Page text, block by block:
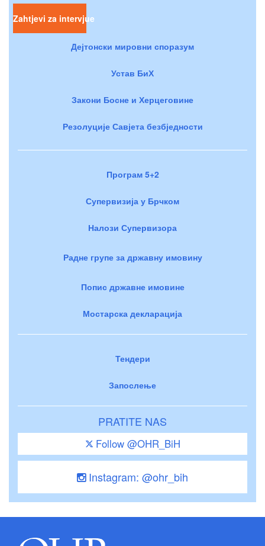
Zahtjevi za intervjue
Дејтонски мировни споразум
Устав БиХ
Закони Босне и Херцеговине
Резолуције Савјета безбједности
Програм 5+2
Супервизија у Брчком
Налози Супервизора
Радне групе за државну имовину
Попис државне имовине
Мостарска декларација
Тендери
Запослење
PRATITE NAS
Follow @OHR_BiH
Instagram: @ohr_bih